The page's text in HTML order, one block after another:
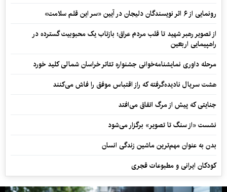
رونمایی از ۶ اثر نویسندگان دلیجان در آیین «سر این قلم سلامت»
از تصویر رهبر شهید تا قلب مردم عراق؛ بازتاب یک محبوبیت گسترده در
راهپیمایی اربعین
مرحله داوری نمایشنامه‌خوانی جشنواره تئاتر خراسان شمالی کلید خورد
هشت سریال نادیده‌گرفته که راز اقتباس موفق را فاش می‌کنند
جنایتی که پیش از مرگ اتفاق می‌افتد
نشست «از سنگ تا تصویر» برگزار می‌شود
بدن به عنوان مهم‌ترین ماشین زندگی انسان
کودکان ایرانی و مطبوعات قجری